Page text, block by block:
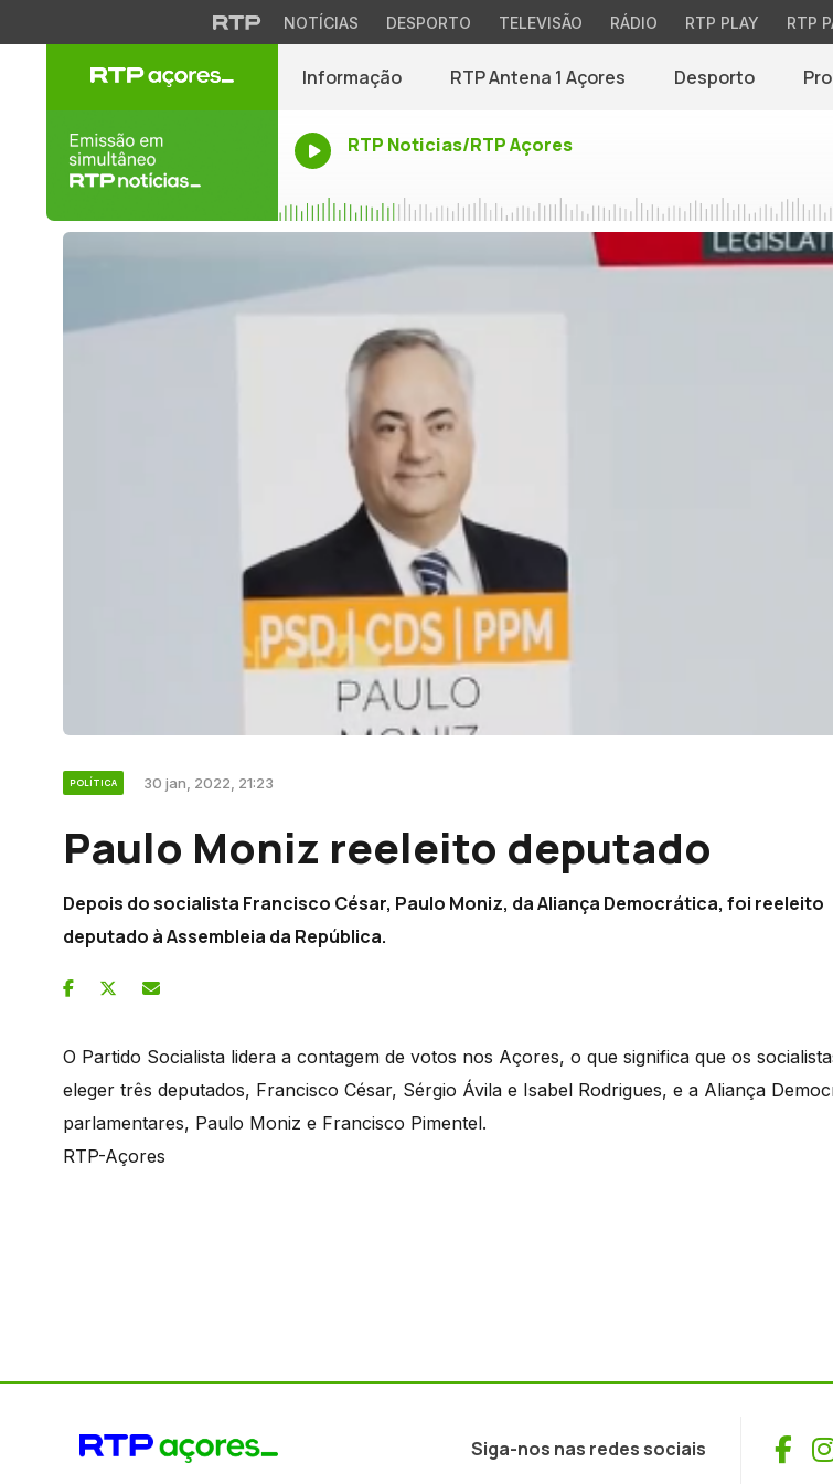
NOTÍCIAS DESPORTO TELEVISÃO RÁDIO RTP PLAY RTP
Informação RTP Antena 1 Açores Desporto
RTP Noticias/RTP Açores
POLÍTICA 30 jan, 2022, 21:23
Paulo Moniz reeleito deputado
Depois do socialista Francisco César, Paulo Moniz, da Aliança Democrática, foi reeleito
deputado à Assembleia da República.
O Partido Socialista lidera a contagem de votos nos Açores, o que significa que os
eleger três deputados, Francisco César, Sérgio Ávila e Isabel Rodrigues, e a Aliança
parlamentares, Paulo Moniz e Francisco Pimentel.
RTP-Açores
Siga-nos nas redes sociais